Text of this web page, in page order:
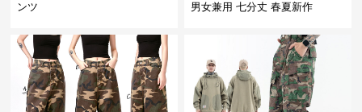
ンツ
男女兼用 七分丈 春夏新作